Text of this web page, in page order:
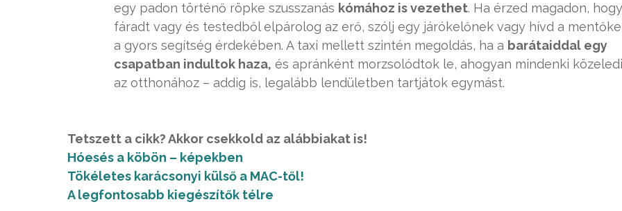
egy padon történő röpke szusszanás kómához is vezethet. Ha érzed magadon, hogy
fáradt vagy és testedből elpárolog az erő, szólj egy járókelőnek vagy hívd a
a gyors segítség érdekében. A taxi mellett szintén megoldás, ha a barátaiddal egy
csapatban indultok haza, és apránként morzsolódtok le, ahogyan mindenki
az otthonához – addig is, legalább lendületben tartjátok egymást.
Tetszett a cikk? Akkor csekkold az alábbiakat is!
Hóesés a köbön – képekben
Tökéletes karácsonyi külső a MAC-től!
A legfontosabb kiegészítők télre